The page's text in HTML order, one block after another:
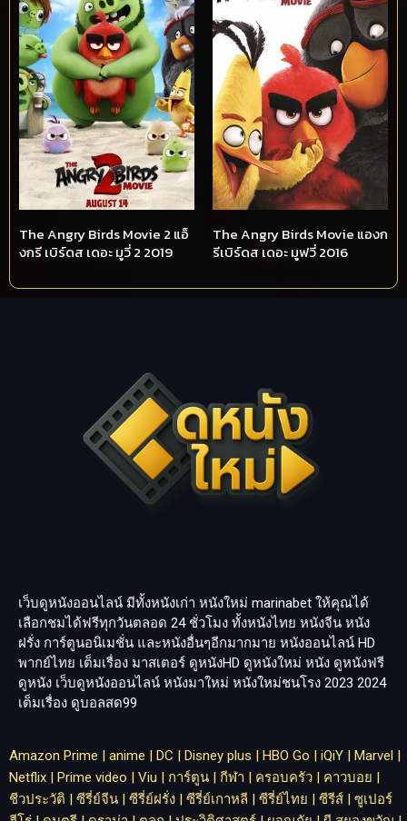
The Angry Birds Movie 2 แอ็
งกรี เบิร์ดส เดอะ มูวี่ 2 2019
The Angry Birds Movie แองก
รีเบิร์ดส เดอะ มูฟวี่ 2016
เว็บดูหนังออนไลน์ มีทั้งหนังเก่า หนังใหม่ marinabet ให้คุณได้
เลือกชมได้ฟรีทุกวันตลอด 24 ชั่วโมง ทั้งหนังไทย หนังจีน หนัง
ฝรั่ง การ์ตูนอนิเมชั่น และหนังอื่นๆอีกมากมาย หนังออนไลน์ HD
พากย์ไทย เต็มเรื่อง มาสเตอร์ ดูหนังHD ดูหนังใหม่ หนัง ดูหนังฟรี
ดูหนัง เว็บดูหนังออนไลน์ หนังมาใหม่ หนังใหม่ชนโรง 2023 2024
เต็มเรื่อง ดูบอลสด99
Amazon Prime | anime | DC | Disney plus | HBO Go | iQiY | Marvel |
Netflix | Prime video | Viu | การ์ตูน | กีฬา | ครอบครัว | คาวบอย |
ชีวประวัติ | ซีรี่ย์จีน | ซีรี่ย์ฝรั่ง | ซีรี่ย์เกาหลี | ซีรี่ย์ไทย | ซีรีส์ | ซูเปอร์